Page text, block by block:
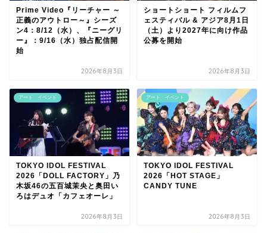
Prime Video『リーチャー ～
正義のアウトロー～』シーズ
ン4：8/12（水）、『ニーグリ
ー』：9/16（水）独占配信開
始
2026年8月3日
ショートショート フィルムフ
ェスティバル & アジア8月1日
（土）より2027年に向け作品
公募を開始
2026年8月3日
アート イベント
TOKYO IDOL FESTIVAL
2026「DOLL FACTORY」乃
木坂46の五百城茉央と奥田い
ろはデュオ「カフェオーレ」
2026年8月3日
アート イベント
TOKYO IDOL FESTIVAL
2026「HOT STAGE」
CANDY TUNE
2026年8月3日